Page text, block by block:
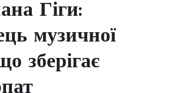
Гіги:
музичної
зберігає